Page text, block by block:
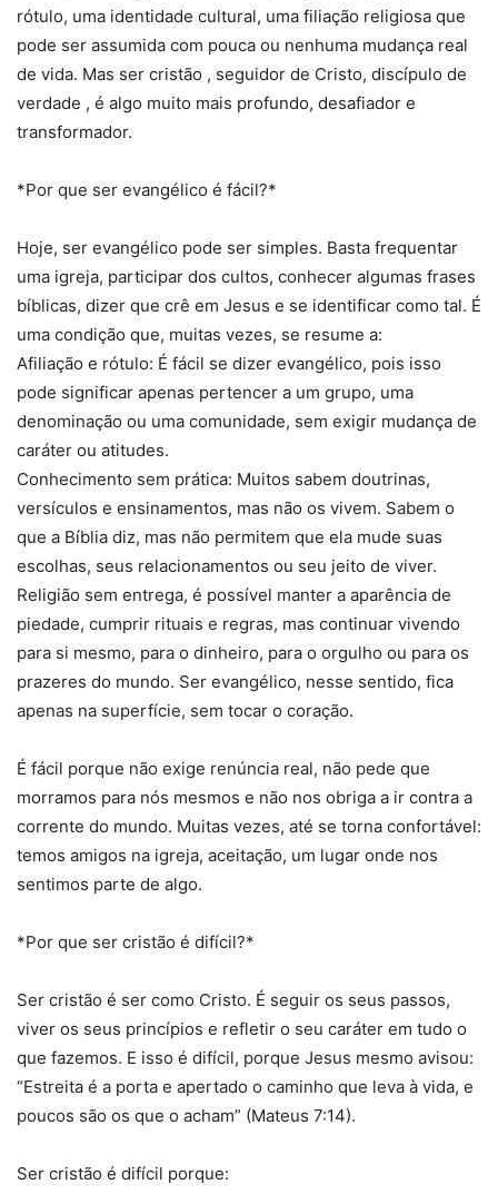
rótulo, uma identidade cultural, uma filiação religiosa que
pode ser assumida com pouca ou nenhuma mudança real
de vida. Mas ser cristão , seguidor de Cristo, discípulo de
verdade , é algo muito mais profundo, desafiador e
transformador.
*Por que ser evangélico é fácil?*
Hoje, ser evangélico pode ser simples. Basta frequentar
uma igreja, participar dos cultos, conhecer algumas frases
bíblicas, dizer que crê em Jesus e se identificar como tal. É
uma condição que, muitas vezes, se resume a:
Afiliação e rótulo: É fácil se dizer evangélico, pois isso
pode significar apenas pertencer a um grupo, uma
denominação ou uma comunidade, sem exigir mudança de
caráter ou atitudes.
Conhecimento sem prática: Muitos sabem doutrinas,
versículos e ensinamentos, mas não os vivem. Sabem o
que a Bíblia diz, mas não permitem que ela mude suas
escolhas, seus relacionamentos ou seu jeito de viver.
Religião sem entrega, é possível manter a aparência de
piedade, cumprir rituais e regras, mas continuar vivendo
para si mesmo, para o dinheiro, para o orgulho ou para os
prazeres do mundo. Ser evangélico, nesse sentido, fica
apenas na superfície, sem tocar o coração.
É fácil porque não exige renúncia real, não pede que
morramos para nós mesmos e não nos obriga a ir contra a
corrente do mundo. Muitas vezes, até se torna confortável:
temos amigos na igreja, aceitação, um lugar onde nos
sentimos parte de algo.
*Por que ser cristão é difícil?*
Ser cristão é ser como Cristo. É seguir os seus passos,
viver os seus princípios e refletir o seu caráter em tudo o
que fazemos. E isso é difícil, porque Jesus mesmo avisou:
“Estreita é a porta e apertado o caminho que leva à vida, e
poucos são os que o acham” (Mateus 7:14).
Ser cristão é difícil porque: